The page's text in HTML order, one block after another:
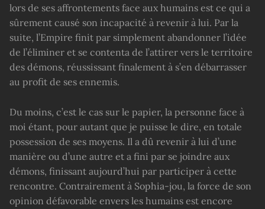
lors de ses affrontements face aux humains est ce qui a
sûrement causé son incapacité à revenir à lui. Par la
suite, l’Empire finit par simplement abandonner l’idée
de l’éliminer et se contenta de l’attirer vers le territoire
des démons, réussissant finalement à s’en débarrasser
au profit de ses ennemis.
Du moins, c’est le cas sur le papier, la personne face à
moi étant, pour autant que je puisse le dire, en totale
possession de ses moyens. Il a dû revenir à lui d’une
manière ou d’une autre et a fini par se joindre aux
démons, finissant aujourd’hui par participer à cette
rencontre. Contrairement à Sophia-jou, la force de son
opinion défavorable envers les humains est encore